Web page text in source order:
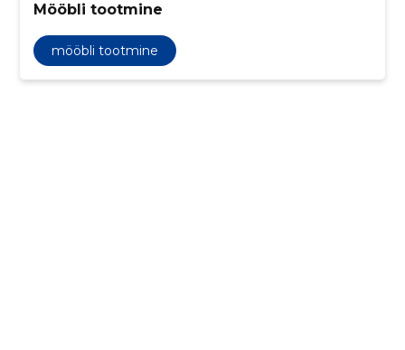
Mööbli tootmine
mööbli tootmine